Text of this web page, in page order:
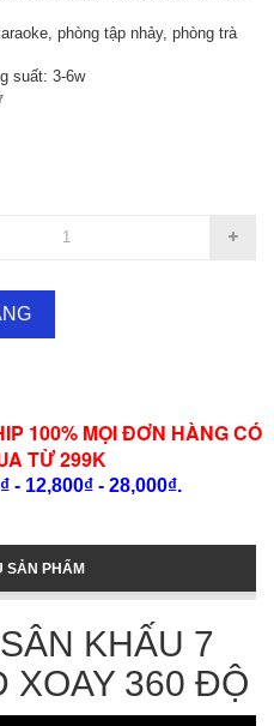
phòng tập nhảy, phòng trà
suất: 3-6w
100% MỌI ĐƠN HÀNG CÓ
TỪ 299K
- 12,800₫ - 28,000₫.
SẢN PHẨM
KHẤU 7
XOAY 360 ĐỘ